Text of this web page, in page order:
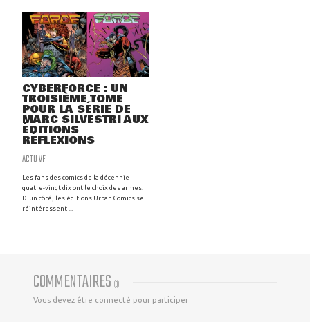
CYBERFORCE : UN
TROISIÈME TOME
POUR LA SÉRIE DE
MARC SILVESTRI AUX
ÉDITIONS
RÉFLEXIONS
ACTU VF
Les fans des comics de la décennie
quatre-vingt dix ont le choix des armes.
D'un côté, les éditions Urban Comics se
réintéressent ...
COMMENTAIRES (0)
Vous devez être connecté pour participer